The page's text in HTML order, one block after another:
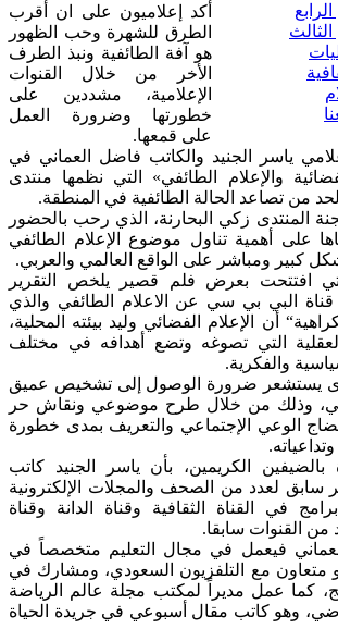
أكد إعلاميون على ان أقرب
الطرق للشهرة وحب الظهور
هو آفة الطائفية ونبذ الطرف
الأخر من خلال القنوات
الإعلامية، مشددين على
خطورتها وضرورة العمل
على قمعها.
ياسر الجنيد والكاتب فاضل العماني في
والإعلام الطائفي» التي نظمها منتدى
الحد من تصاعد الحالة الطائفية في المنطقة.
المنتدى زكي البحارنة، الذي رحب بالحضور
على أهمية تناول موضوع الإعلام الطائفي
كبير ومباشر على الواقع العالمي والعربي.
افتتحت بعرض فلم قصير يلخص التقرير
قناة البي بي سي عن الاعلام الطائفي والذي
أن الإعلام الفضائي وليد بيئته المحلية،
التي تصوغه وتضع أهدافه في مختلف
والفكرية.
يستشعر ضرورة الوصول إلى تشخيص عميق
وذلك من خلال طرح موضوعي ونقاش حر
الوعي الإجتماعي والتعريف بمدى خطورة
الكريمين، بأن ياسر الجنيد كاتب
لعدد من الصحف والمجلات الإلكترونية
في القناة الثقافية وقناة الدانة وقناة
من القنوات سابقا.
فيعمل في مجال التعليم متخصصاً في
متعاون مع التلفزيون السعودي، ومشارك في
كما عمل مديراً لمكتب مجلة عالم الرياضة
وهو كاتب مقال أسبوعي في جريدة الحياة